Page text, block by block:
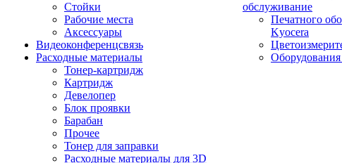
Стойки
Рабочие места
Аксессуары
Видеоконференцсвязь
Расходные материалы
Тонер-картридж
Картридж
Девелопер
Блок проявки
Барабан
Прочее
Тонер для заправки
Расходные материалы для 3D
обслуживание
Печатного
Kyocera